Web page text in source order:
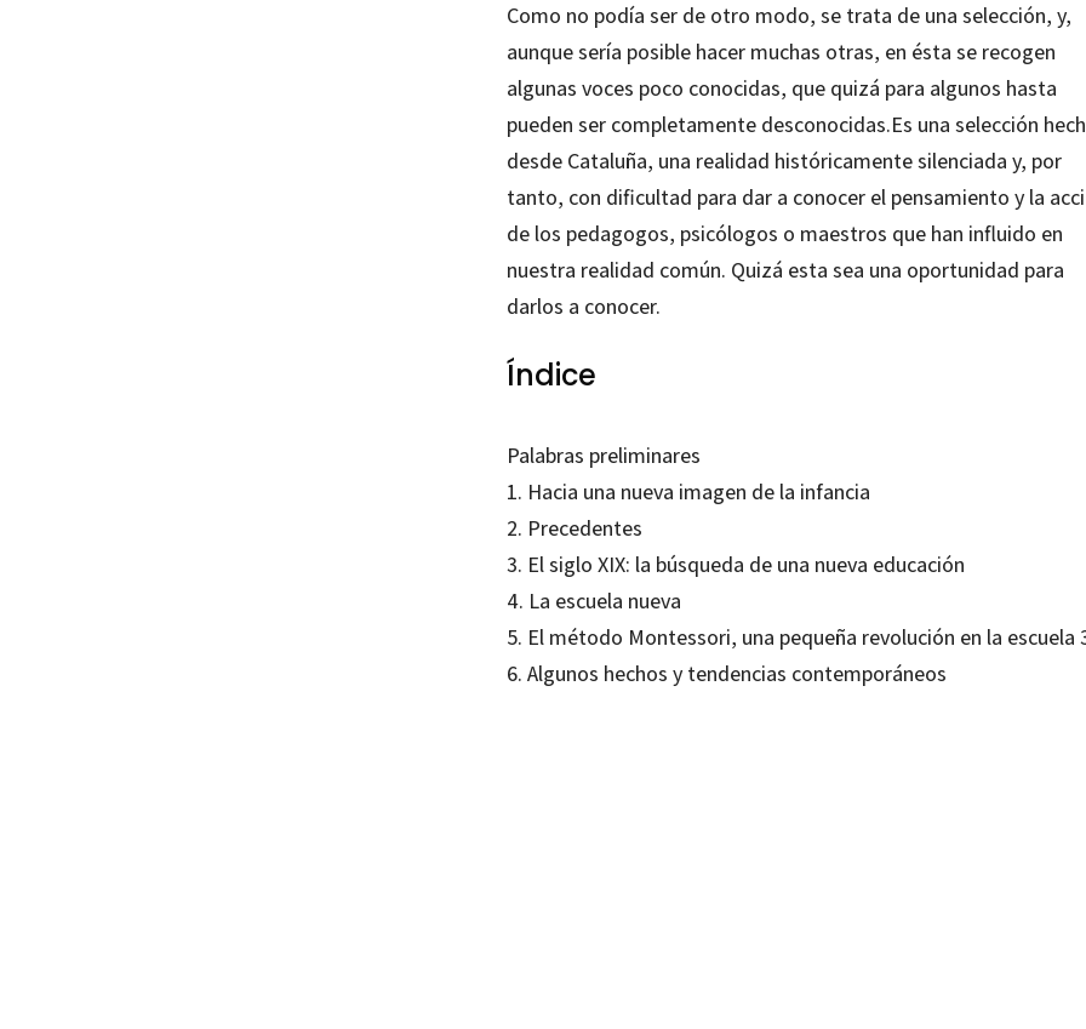
Como no podía ser de otro modo, se trata de una selección, y,
aunque sería posible hacer muchas otras, en ésta se recogen
algunas voces poco conocidas, que quizá para algunos hasta
pueden ser completamente desconocidas.Es una selección
desde Cataluña, una realidad históricamente silenciada y, por
tanto, con dificultad para dar a conocer el pensamiento y la
de los pedagogos, psicólogos o maestros que han influido en
nuestra realidad común. Quizá esta sea una oportunidad para
darlos a conocer.
Índice
Palabras preliminares
1. Hacia una nueva imagen de la infancia
2. Precedentes
3. El siglo XIX: la búsqueda de una nueva educación
4. La escuela nueva
5. El método Montessori, una pequeña revolución en la escuela
6. Algunos hechos y tendencias contemporáneos